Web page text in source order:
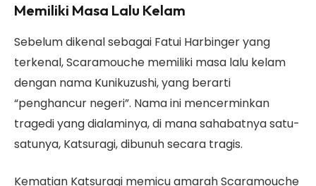
Memiliki Masa Lalu Kelam
Sebelum dikenal sebagai Fatui Harbinger yang
terkenal, Scaramouche memiliki masa lalu kelam
dengan nama Kunikuzushi, yang berarti
“penghancur negeri”. Nama ini mencerminkan
tragedi yang dialaminya, di mana sahabatnya satu-
satunya, Katsuragi, dibunuh secara tragis.
Kematian Katsuragi memicu amarah Scaramouche